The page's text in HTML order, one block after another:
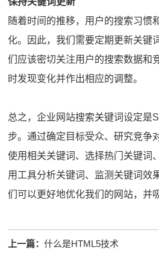
随着时间的推移，用户的搜索习惯
化。因此，我们需要定期更新关键
们应该密切关注用户的搜索数据和
时发现变化并作出相应的调整。
总之，企业网站搜索关键词设定是
步。通过确定目标受众、研究竞争
使用相关关键词、选择热门关键词
用工具分析关键词、监测关键词效
们可以更好地优化我们的网站，并
上一篇：什么是HTML5技术